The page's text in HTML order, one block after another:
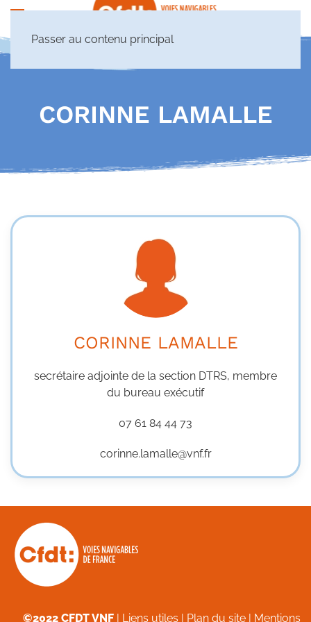
Passer au contenu principal
CORINNE LAMALLE
CORINNE LAMALLE
secrétaire adjointe de la section DTRS, membre
du bureau exécutif
07 61 84 44 73
corinne.lamalle@vnf.fr
©2022 CFDT VNF | Liens utiles | Plan du site | Mentions